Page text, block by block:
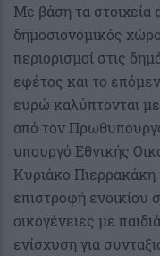
Με βάση τα στοιχεία
δημοσιονομικός
περιορισμοί στις
εφέτος και το
ευρώ καλύπτονται
από τον
υπουργό Εθνικής
Κυριάκο
επιστροφή ενοικίου
οικογένειες με
ενίσχυση για